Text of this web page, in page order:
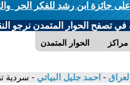
جائزة ابن رشد للفكر الحر
في تصفح الحوار المتمدن نرجو
الحوار المتمدن مراكز
- احمد جليل البياتي - سردية